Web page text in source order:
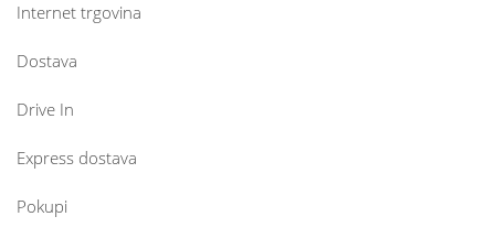
Internet trgovina
Dostava
Drive In
Express dostava
Pokupi